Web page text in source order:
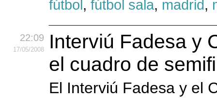
fútbol, fútbol sala, madrid,
22:09
17/05/2008
Interviú Fadesa y
el cuadro de
El Interviú Fadesa y el